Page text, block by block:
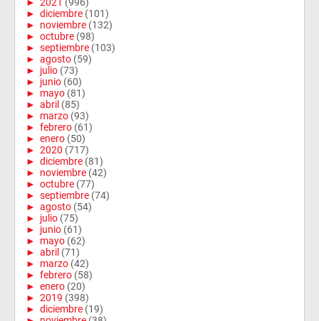
► diciembre (101)
► noviembre (132)
► octubre (98)
► septiembre (103)
► agosto (59)
► julio (73)
► junio (60)
► mayo (81)
► abril (85)
► marzo (93)
► febrero (61)
► enero (50)
► 2020 (717)
► diciembre (81)
► noviembre (42)
► octubre (77)
► septiembre (74)
► agosto (54)
► julio (75)
► junio (61)
► mayo (62)
► abril (71)
► marzo (42)
► febrero (58)
► enero (20)
► 2019 (398)
► diciembre (19)